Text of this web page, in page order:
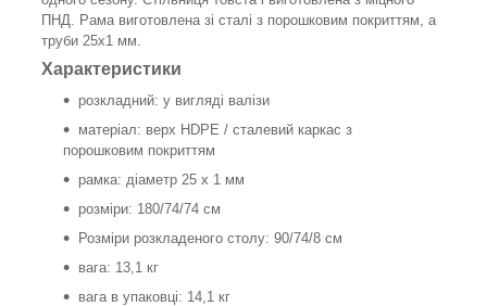
ПНД. Рама виготовлена ​​зі сталі з порошковим покриттям, а
труби 25x1 мм.
Характеристики
розкладний: у вигляді валізи
матеріал: верх HDPE / сталевий каркас з
порошковим покриттям
рамка: діаметр 25 х 1 мм
розміри: 180/74/74 см
Розміри розкладеного столу: 90/74/8 см
вага: 13,1 кг
вага в упаковці: 14,1 кг